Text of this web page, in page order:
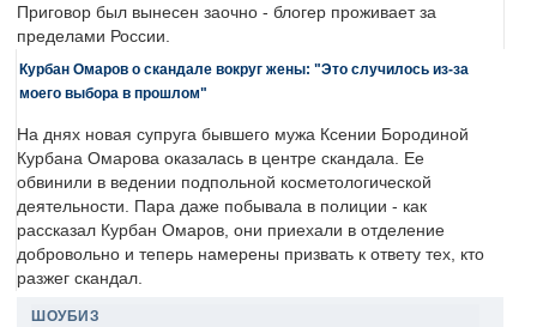
Приговор был вынесен заочно - блогер проживает за
пределами России.
Курбан Омаров о скандале вокруг жены: "Это случилось из-за
моего выбора в прошлом"
На днях новая супруга бывшего мужа Ксении Бородиной
Курбана Омарова оказалась в центре скандала. Ее
обвинили в ведении подпольной косметологической
деятельности. Пара даже побывала в полиции - как
рассказал Курбан Омаров, они приехали в отделение
добровольно и теперь намерены призвать к ответу тех, кто
разжег скандал.
ШОУБИЗ